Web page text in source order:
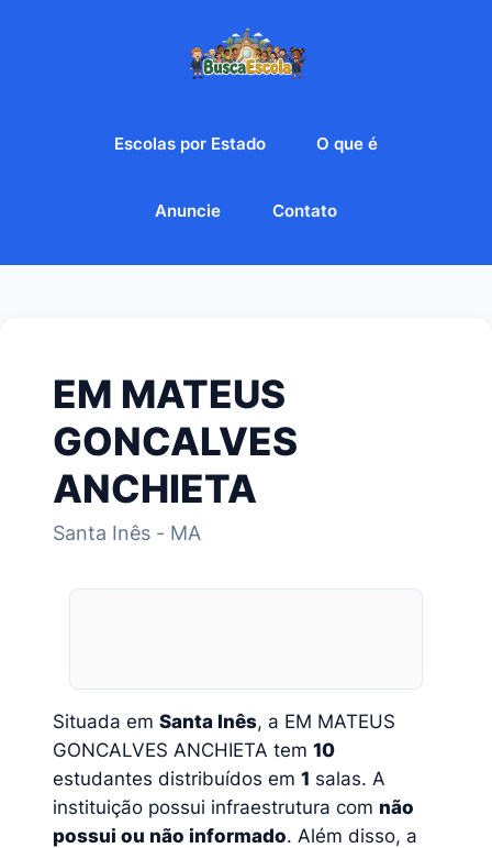
Escolas por Estado O que é
Anuncie Contato
EM MATEUS
GONCALVES
ANCHIETA
Santa Inês - MA
Situada em Santa Inês, a EM MATEUS
GONCALVES ANCHIETA tem 10
estudantes distribuídos em 1 salas. A
instituição possui infraestrutura com não
possui ou não informado. Além disso, a